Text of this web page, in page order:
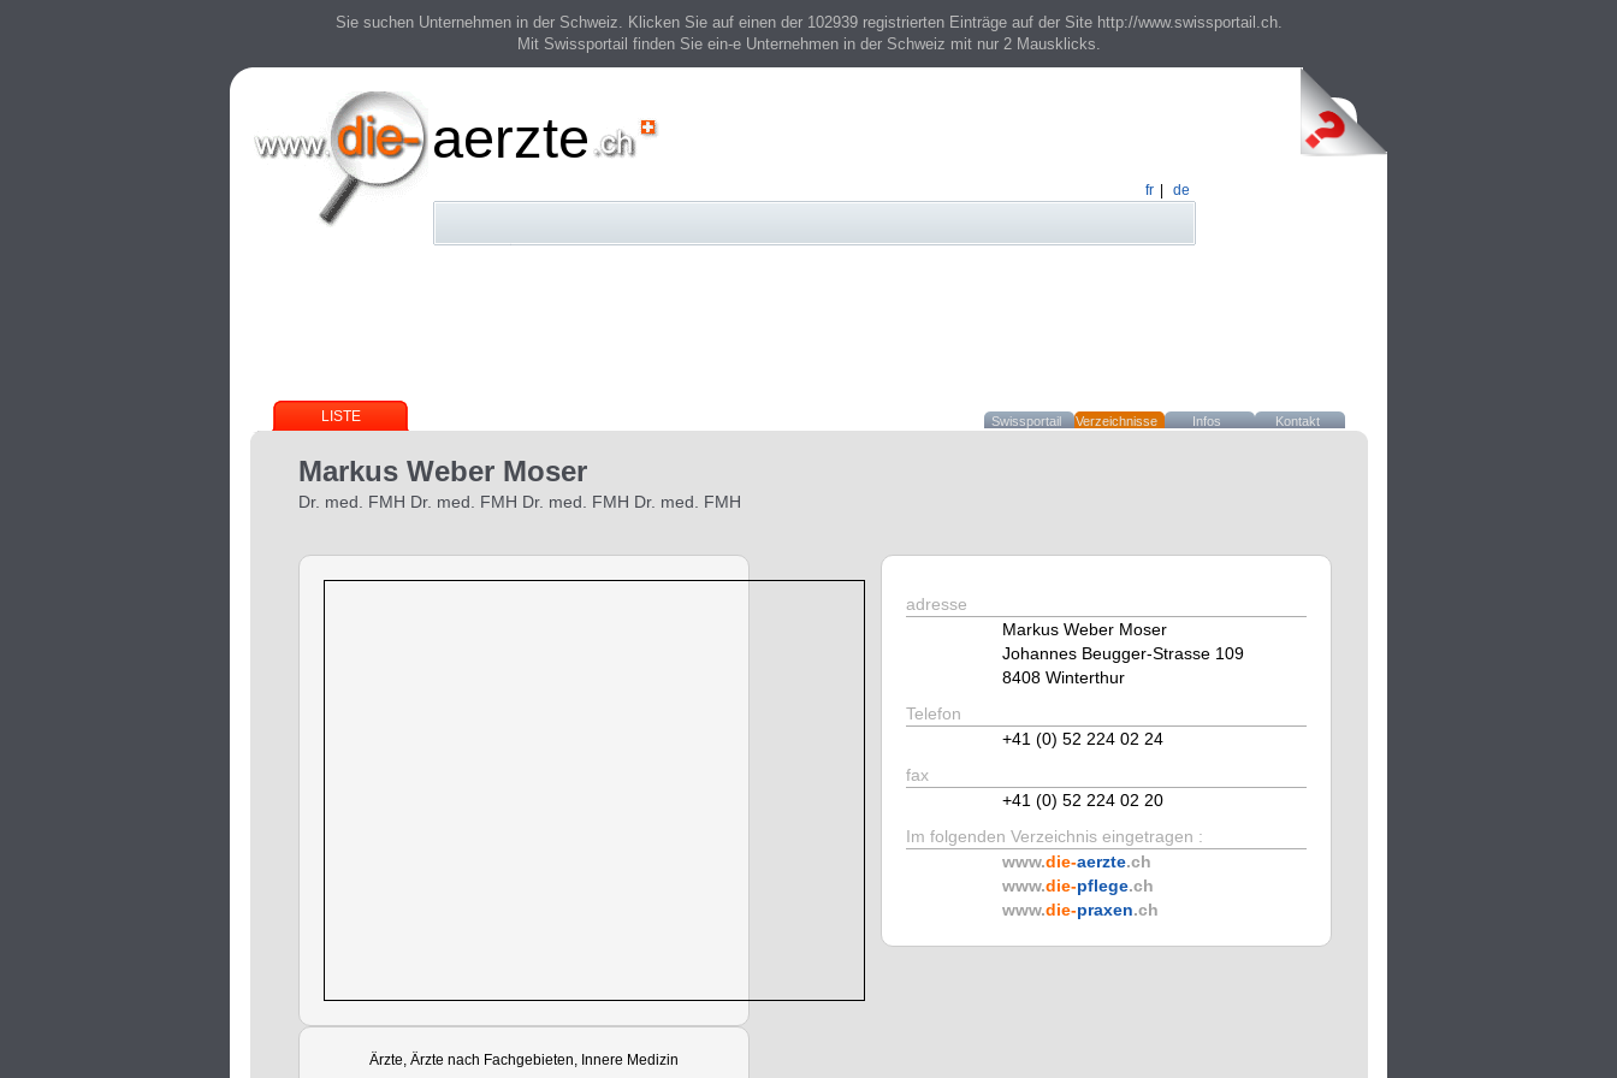
Sie suchen Unternehmen in der Schweiz. Klicken Sie auf einen der 102939 registrierten Einträge auf der Site http://www.swissportail.ch.
Mit Swissportail finden Sie ein-e Unternehmen in der Schweiz mit nur 2 Mausklicks.
aerzte
fr de
LISTE Swissportail Verzeichnisse Infos Kontakt
Markus Weber Moser
Dr. med. FMH Dr. med. FMH Dr. med. FMH Dr. med. FMH
Ärzte, Ärzte nach Fachgebieten, Innere Medizin
adresse
Markus Weber Moser
Johannes Beugger-Strasse 109
8408 Winterthur
Telefon
+41 (0) 52 224 02 24
fax
+41 (0) 52 224 02 20
Im folgenden Verzeichnis eingetragen :
www.die-aerzte.ch
www.die-pflege.ch
www.die-praxen.ch